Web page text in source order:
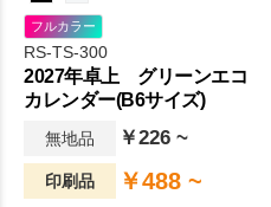
フルカラー
RS-TS-300
2027年卓上 グリーンエコ
カレンダー(B6サイズ)
無地品 ￥226 ~
印刷品 ￥488 ~